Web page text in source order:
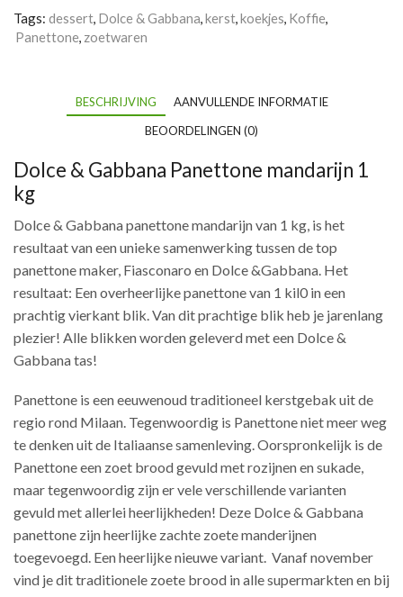
Tags: dessert, Dolce & Gabbana,kerst,koekjes, Koffie,
Panettone, zoetwaren
BESCHRIJVING
AANVULLENDE INFORMATIE
BEOORDELINGEN (0)
Dolce & Gabbana Panettone mandarijn 1
kg
Dolce & Gabbana panettone mandarijn van 1 kg, is het
resultaat van een unieke samenwerking tussen de top
panettone maker, Fiasconaro en Dolce &Gabbana. Het
resultaat: Een overheerlijke panettone van 1 kil0 in een
prachtig vierkant blik. Van dit prachtige blik heb je jarenlang
plezier! Alle blikken worden geleverd met een Dolce &
Gabbana tas!
Panettone is een eeuwenoud traditioneel kerstgebak uit de
regio rond Milaan. Tegenwoordig is Panettone niet meer weg
te denken uit de Italiaanse samenleving. Oorspronkelijk is de
Panettone een zoet brood gevuld met rozijnen en sukade,
maar tegenwoordig zijn er vele verschillende varianten
gevuld met allerlei heerlijkheden! Deze Dolce & Gabbana
panettone zijn heerlijke zachte zoete manderijnen
toegevoegd. Een heerlijke nieuwe variant. Vanaf november
vind je dit traditionele zoete brood in alle supermarkten en bij